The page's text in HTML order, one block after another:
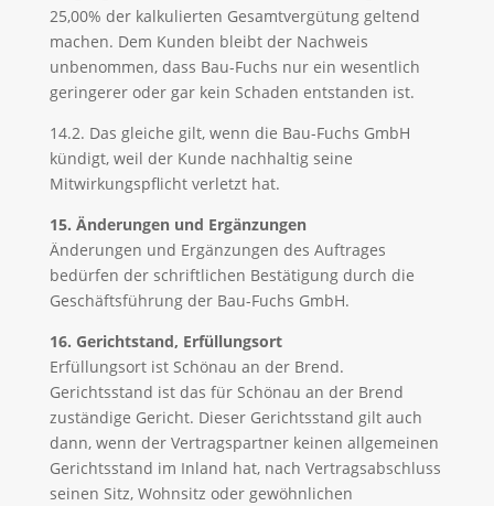
25,00% der kalkulierten Gesamtvergütung geltend
machen. Dem Kunden bleibt der Nachweis
unbenommen, dass Bau-Fuchs nur ein wesentlich
geringerer oder gar kein Schaden entstanden ist.
14.2. Das gleiche gilt, wenn die Bau-Fuchs GmbH
kündigt, weil der Kunde nachhaltig seine
Mitwirkungspflicht verletzt hat.
15. Änderungen und Ergänzungen
Änderungen und Ergänzungen des Auftrages
bedürfen der schriftlichen Bestätigung durch die
Geschäftsführung der Bau-Fuchs GmbH.
16. Gerichtstand, Erfüllungsort
Erfüllungsort ist Schönau an der Brend.
Gerichtsstand ist das für Schönau an der Brend
zuständige Gericht. Dieser Gerichtsstand gilt auch
dann, wenn der Vertragspartner keinen allgemeinen
Gerichtsstand im Inland hat, nach Vertragsabschluss
seinen Sitz, Wohnsitz oder gewöhnlichen